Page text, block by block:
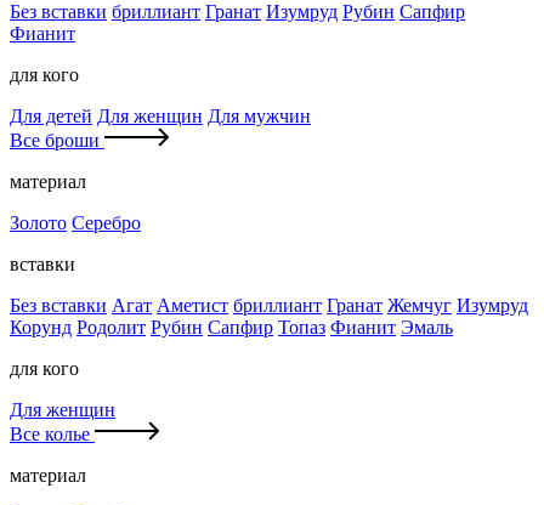
Без вставки бриллиант Гранат Изумруд Рубин Сапфир
Фианит
для кого
Для детей Для женщин Для мужчин
Все броши
материал
Золото Серебро
вставки
Без вставки Агат Аметист бриллиант Гранат Жемчуг Изумруд
Корунд Родолит Рубин Сапфир Топаз Фианит Эмаль
для кого
Для женщин
Все колье
материал